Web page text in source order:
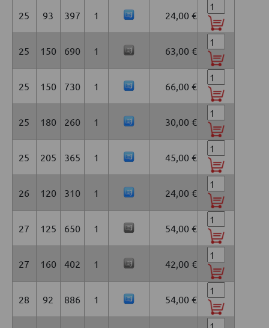
25 93 397 1 24,00 €
25 150 690 1 63,00 €
25 150 730 1 66,00 €
25 180 260 1 30,00 €
25 205 365 1 45,00 €
26 120 310 1 24,00 €
27 125 650 1 54,00 €
27 160 402 1 42,00 €
28 92 886 1 54,00 €